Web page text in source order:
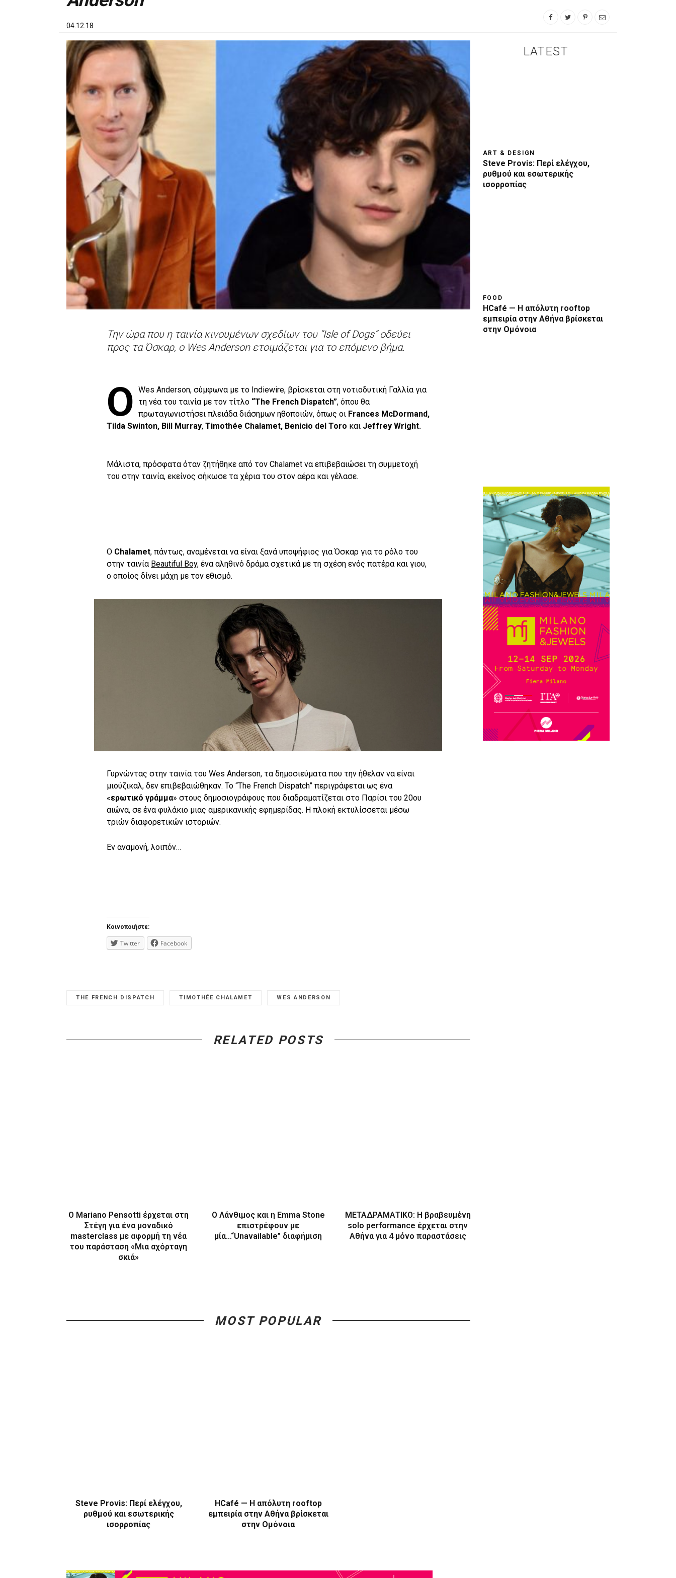
04.12.18
Την ώρα που η ταινία κινουμένων σχεδίων του “Isle of Dogs” οδεύει
προς τα Όσκαρ, ο Wes Anderson ετοιμάζεται για το επόμενο βήμα.
Ο Wes Anderson, σύμφωνα με το Indiewire, βρίσκεται στη νοτιοδυτική Γαλλία για
τη νέα του ταινία με τον τίτλο “The French Dispatch”, όπου θα
πρωταγωνιστήσει πλειάδα διάσημων ηθοποιών, όπως οι Frances McDormand,
Tilda Swinton, Bill Murray,Timothée Chalamet, Benicio del Toro και Jeffrey Wright.
Μάλιστα, πρόσφατα όταν ζητήθηκε από τον Chalamet να επιβεβαιώσει τη συμμετοχή
του στην ταινία, εκείνος σήκωσε τα χέρια του στον αέρα και γέλασε.
Ο Chalamet, πάντως, αναμένεται να είναι ξανά υποψήφιος για Όσκαρ για το ρόλο του
στην ταινία Beautiful Boy, ένα αληθινό δράμα σχετικά με τη σχέση ενός πατέρα και γιου,
ο οποίος δίνει μάχη με τον εθισμό.
Γυρνώντας στην ταινία του Wes Anderson, τα δημοσιεύματα που την ήθελαν να είναι
μιούζικαλ, δεν επιβεβαιώθηκαν. Το “The French Dispatch” περιγράφεται ως ένα
«ερωτικό γράμμα» στους δημοσιογράφους που διαδραματίζεται στο Παρίσι του 20ου
αιώνα, σε ένα φυλάκιο μιας αμερικανικής εφημερίδας. Η πλοκή εκτυλίσσεται μέσω
τριών διαφορετικών ιστοριών.
Εν αναμονή, λοιπόν…
Κοινοποιήστε:
Twitter Facebook
THE FRENCH DISPATCH TIMOTHÉE CHALAMET WES ANDERSON
RELATED POSTS
Ο Mariano Pensotti έρχεται στη
Στέγη για ένα μοναδικό
masterclass με αφορμή τη νέα
του παράσταση «Μια αχόρταγη
σκιά»
Ο Λάνθιμος και η Emma Stone
επιστρέφουν με
μία…“Unavailable” διαφήμιση
ΜΕΤΑΔΡΑΜΑΤΙΚΟ: Η βραβευμένη
solo performance έρχεται στην
Αθήνα για 4 μόνο παραστάσεις
MOST POPULAR
Steve Provis: Περί ελέγχου,
ρυθμού και εσωτερικής
ισορροπίας
HCafé — Η απόλυτη rooftop
εμπειρία στην Αθήνα βρίσκεται
στην Ομόνοια
LATEST
ART & DESIGN
Steve Provis: Περί ελέγχου,
ρυθμού και εσωτερικής
ισορροπίας
FOOD
HCafé — Η απόλυτη rooftop
εμπειρία στην Αθήνα βρίσκεται
στην Ομόνοια